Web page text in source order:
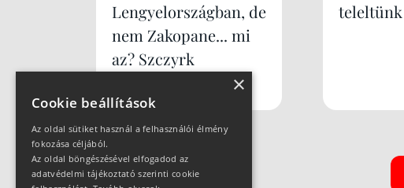
Lengyelországban, de
nem Zakopane... mi
az? Szczyrk
teleltünk
×
Cookie beállítások
Az oldal sütiket használ a felhasználói élmény
fokozása céljából.
Az oldal böngészésével elfogadod az
adatvédelmi tájékoztató szerinti cookie